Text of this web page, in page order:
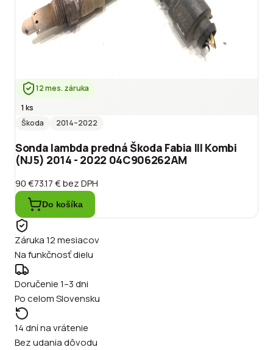
12 mes. záruka
1 ks
Škoda
2014–2022
Sonda lambda predná Škoda Fabia III Kombi
(NJ5) 2014 - 2022 04C906262AM
90 €73.17 €bez DPH
Do košíka
Záruka 12 mesiacov
Na funkčnosť dielu
Doručenie 1–3 dni
Po celom Slovensku
14 dní na vrátenie
Bez udania dôvodu